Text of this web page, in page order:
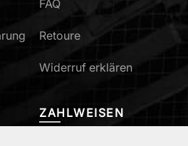
FAQ
Retoure
Widerruf erklären
ZAHLWEISEN